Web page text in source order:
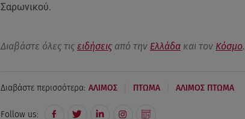
Σαρωνικού.
Διαβάστε όλες τις ειδήσειςαπό την Ελλάδακαι τον Κόσμο.
Διαβάστε περισσότερα: ΑΛΙΜΟΣ ΠΤΩΜΑ ΑΛΙΜΟΣ ΠΤΩΜΑ
Follow us: